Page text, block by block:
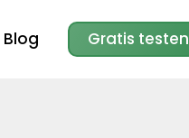
Blog Gratis testen